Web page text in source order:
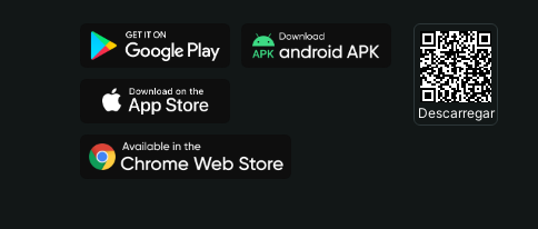
Descarregar